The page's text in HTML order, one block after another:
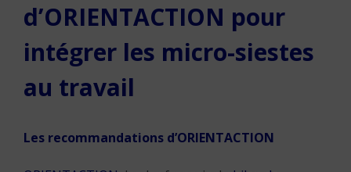
d’ORIENTACTION pour
intégrer les micro-siestes
au travail
Les recommandations d’ORIENTACTION